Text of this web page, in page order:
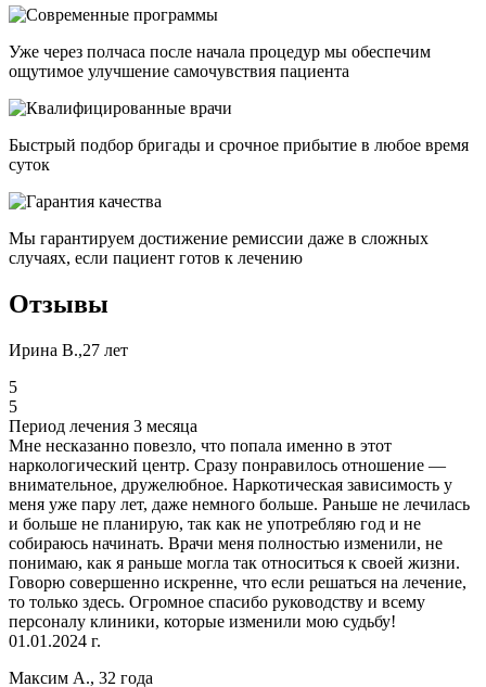
Уже через полчаса после начала процедур мы обеспечим
ощутимое улучшение самочувствия пациента
Быстрый подбор бригады и срочное прибытие в любое время
суток
Мы гарантируем достижение ремиссии даже в сложных
случаях, если пациент готов к лечению
Отзывы
Ирина В.,27 лет
5
5
Период лечения 3 месяца
Мне несказанно повезло, что попала именно в этот
наркологический центр. Сразу понравилось отношение —
внимательное, дружелюбное. Наркотическая зависимость у
меня уже пару лет, даже немного больше. Раньше не лечилась
и больше не планирую, так как не употребляю год и не
собираюсь начинать. Врачи меня полностью изменили, не
понимаю, как я раньше могла так относиться к своей жизни.
Говорю совершенно искренне, что если решаться на лечение,
то только здесь. Огромное спасибо руководству и всему
персоналу клиники, которые изменили мою судьбу!
01.01.2024 г.
Максим А., 32 года